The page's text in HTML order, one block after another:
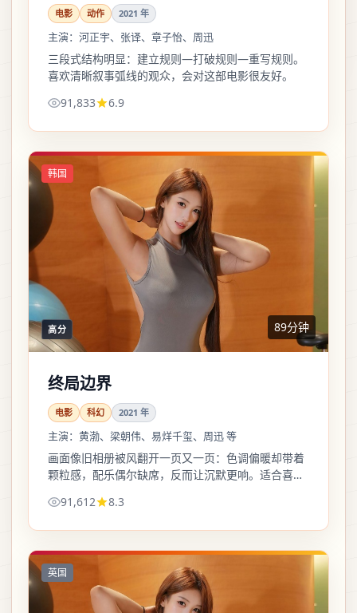
电影 动作 2021 年
主演： 河正宇、张译、章子怡、周迅
三段式结构明显：建立规则—打破规则—重写规则。
喜欢清晰叙事弧线的观众，会对这部电影很友好。
91,833
6.9
韩国
高分 89分钟
终局边界
电影 科幻 2021 年
主演： 黄渤、梁朝伟、易烊千玺、周迅 等
画面像旧相册被风翻开一页又一页：色调偏暖却带着
颗粒感，配乐偶尔缺席，反而让沉默更响。适合喜欢
91,612 8.3
英国